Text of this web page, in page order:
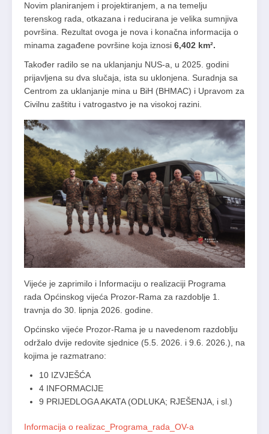
Novim planiranjem i projektiranjem, a na temelju
terenskog rada, otkazana i reducirana je velika sumnjiva
površina. Rezultat ovoga je nova i konačna informacija o
minama zagađene površine koja iznosi 6,402 km².
Također radilo se na uklanjanju NUS-a, u 2025. godini
prijavljena su dva slučaja, ista su uklonjena. Suradnja sa
Centrom za uklanjanje mina u BiH (BHMAC) i Upravom za
Civilnu zaštitu i vatrogastvo je na visokoj razini.
Vijeće je zaprimilo i Informaciju o realizaciji Programa
rada Općinskog vijeća Prozor-Rama za razdoblje 1.
travnja do 30. lipnja 2026. godine.
Općinsko vijeće Prozor-Rama je u navedenom razdoblju
održalo dvije redovite sjednice (5.5. 2026. i 9.6. 2026.), na
kojima je razmatrano:
10 IZVJEŠĆA
4 INFORMACIJE
9 PRIJEDLOGA AKATA (ODLUKA; RJEŠENJA, i sl.)
Informacija o realizac_Programa_rada_OV-a